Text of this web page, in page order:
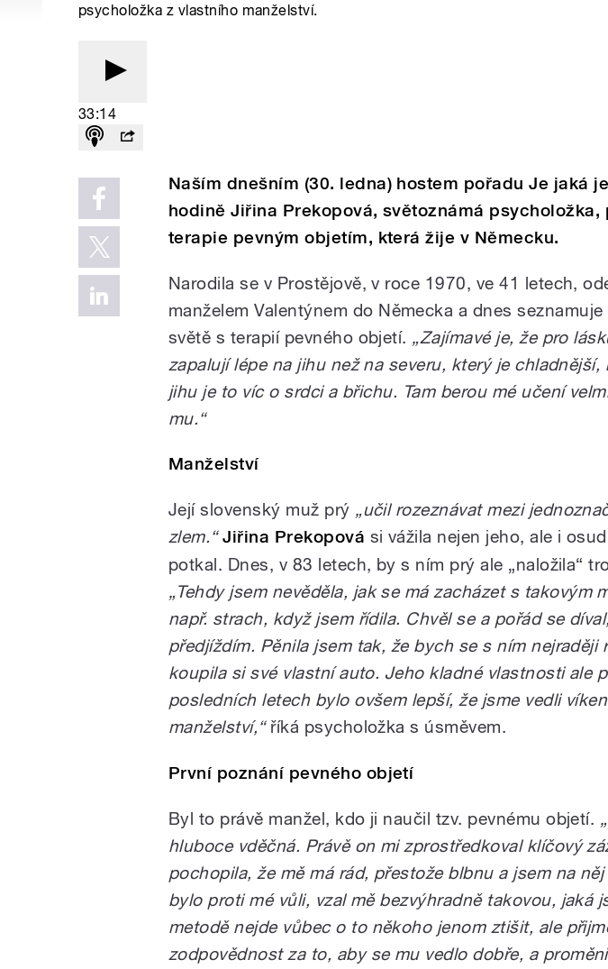
psycholožka z vlastního manželství.
33:14
Naším dnešním (30. ledna) hostem pořadu Je jaká
hodině Jiřina Prekopová, světoznámá psycholožka,
terapie pevným objetím, která žije v Německu.
Narodila se v Prostějově, v roce 1970, ve 41 letech,
manželem Valentýnem do Německa a dnes
světě s terapií pevného objetí. „Zajímavé je, že pro
zapalují lépe na jihu než na severu, který je chladnější,
jihu je to víc o srdci a břichu. Tam berou mé učení
mu.“
Manželství
Její slovenský muž prý „učil rozeznávat mezi
zlem.“ Jiřina Prekopová si vážila nejen jeho, ale i
potkal. Dnes, v 83 letech, by s ním prý ale „naložila“
„Tehdy jsem nevěděla, jak se má zacházet s takovým
např. strach, když jsem řídila. Chvěl se a pořád se
předjíždím. Pěnila jsem tak, že bych se s ním nejraději
koupila si své vlastní auto. Jeho kladné vlastnosti ale
posledních letech bylo ovšem lepší, že jsme vedli
manželství,“říká psycholožka s úsměvem.
První poznání pevného objetí
Byl to právě manžel, kdo ji naučil tzv. pevnému objetí.
hluboce vděčná. Právě on mi zprostředkoval klíčový
pochopila, že mě má rád, přestože blbnu a jsem na
bylo proti mé vůli, vzal mě bezvýhradně takovou, jaká
metodě nejde vůbec o to někoho jenom ztišit, ale
zodpovědnost za to, aby se mu vedlo dobře, a